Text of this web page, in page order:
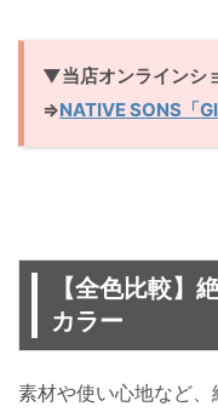
▼当店オンラインシ
⇒NATIVE SONS「
【全色比較】
カラー
素材や使い心地など